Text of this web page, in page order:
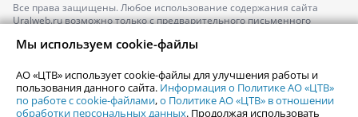
Все права защищены. Любое использование содержания сайта
Uralweb.ru возможно только с предварительного письменного
По вопросам размещения рекламы обращайтесь по тел.
По вопросам размещения информации в разделе «Афиша»
afisha@uralweb.ru
Мы используем cookie-файлы
АО «ЦТВ» использует cookie-файлы для улучшения работы и
пользования данного сайта. Информация о Политике АО «ЦТВ»
по работе с cookie-файлами,о Политике АО «ЦТВ» в отношении
обработки персональных данных. Продолжая использовать